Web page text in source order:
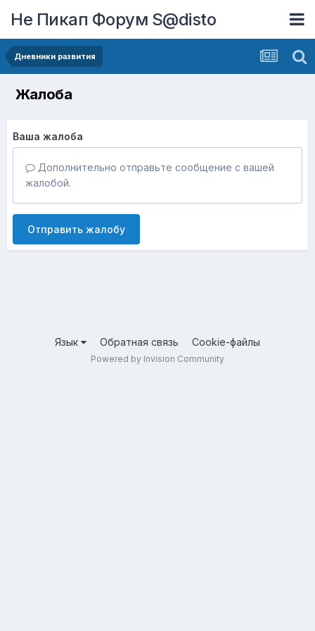
Не Пикап Форум S@disto
Дневники развития
Жалоба
Ваша жалоба
Дополнительно отправьте сообщение с вашей
жалобой.
Отправить жалобу
Язык Обратная связь Cookie-файлы
Powered by Invision Community